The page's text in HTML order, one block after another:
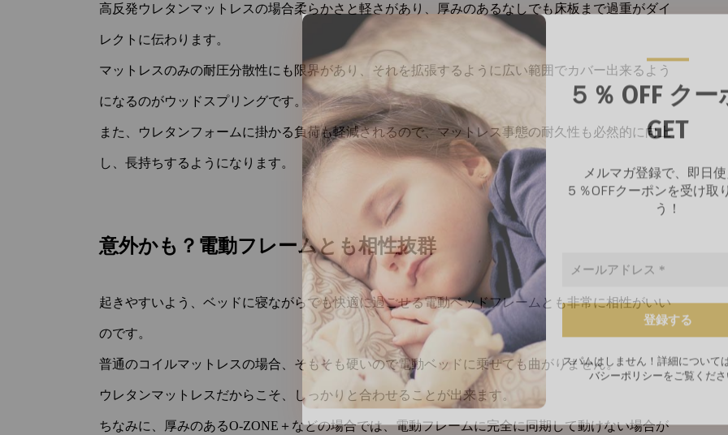
高反発ウレタンマットレスの場合柔らかさと軽さがあり、厚みのあるなしでも床板まで過重がダイ
レクトに伝わります。
マットレスのみの耐圧分散性にも限界があり、それを拡張するように広い範囲でカバー出来るよう
になるのがウッドスプリングです。
また、ウレタンフォームに掛かる負荷も軽減されるので、マットレス事態の耐久性も必然的に向上
し、長持ちするようになります。
意外かも？電動フレームとも相性抜群
起きやすいよう、ベッドに寝ながらでも快適に過ごせる電動ベッドフレームとも非常に相性がいい
のです。
普通のコイルマットレスの場合、そもそも硬いので電動ベッドに乗せても曲がりません。
ウレタンマットレスだからこそ、しっかりと合わせることが出来ます。
ちなみに、厚みのあるO-ZONE＋などの場合では、電動フレームに完全に同期して動けない場合が
GET
メルマガ登録で、即日使
５％OFFクーポンを受け取
スパムはしません！詳細については
バシーポリシーをご覧くださ